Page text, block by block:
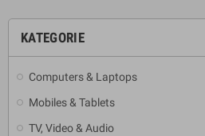
KATEGORIE
Computers & Laptops
Mobiles & Tablets
TV, Video & Audio